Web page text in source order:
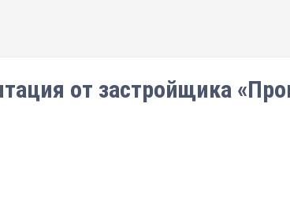
от застройщика